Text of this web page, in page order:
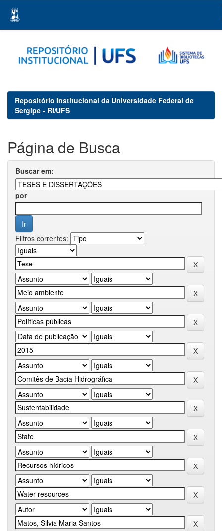
navigation
Repositório Institucional da Universidade Federal de
Sergipe - RI/UFS
Página de Busca
Buscar em:
por
Filtros correntes: